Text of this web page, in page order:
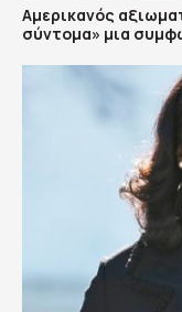
Αμερικανός
σύντομα» μια